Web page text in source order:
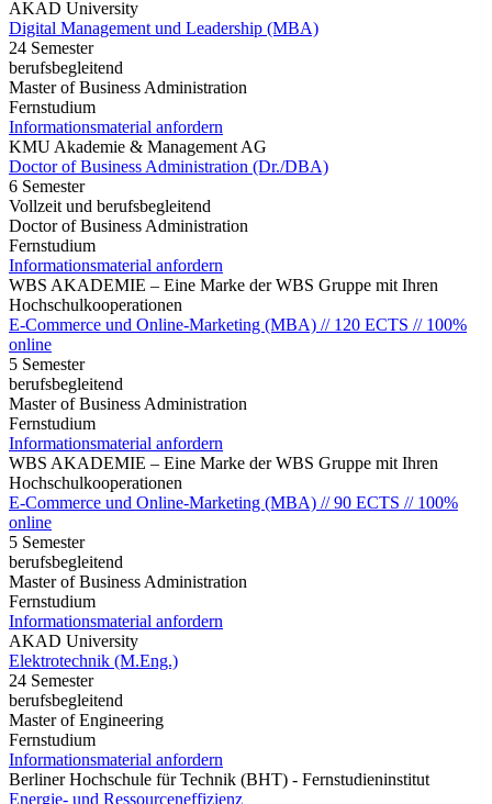
AKAD University
Digital Management und Leadership (MBA)
24 Semester
berufsbegleitend
Master of Business Administration
Fernstudium
Informationsmaterial anfordern
KMU Akademie & Management AG
Doctor of Business Administration (Dr./DBA)
6 Semester
Vollzeit und berufsbegleitend
Doctor of Business Administration
Fernstudium
Informationsmaterial anfordern
WBS AKADEMIE – Eine Marke der WBS Gruppe mit Ihren
Hochschulkooperationen
E-Commerce und Online-Marketing (MBA) // 120 ECTS // 100%
online
5 Semester
berufsbegleitend
Master of Business Administration
Fernstudium
Informationsmaterial anfordern
WBS AKADEMIE – Eine Marke der WBS Gruppe mit Ihren
Hochschulkooperationen
E-Commerce und Online-Marketing (MBA) // 90 ECTS // 100%
online
5 Semester
berufsbegleitend
Master of Business Administration
Fernstudium
Informationsmaterial anfordern
AKAD University
Elektrotechnik (M.Eng.)
24 Semester
berufsbegleitend
Master of Engineering
Fernstudium
Informationsmaterial anfordern
Berliner Hochschule für Technik (BHT) - Fernstudieninstitut
Energie- und Ressourceneffizienz